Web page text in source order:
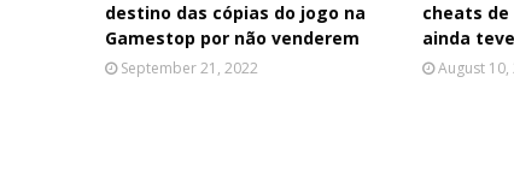
destino das cópias do jogo na
Gamestop por não venderem
September 21, 2022
cheats de
ainda
August 10,